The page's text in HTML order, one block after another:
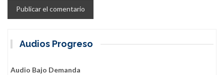
Audios Progreso
Audio Bajo Demanda